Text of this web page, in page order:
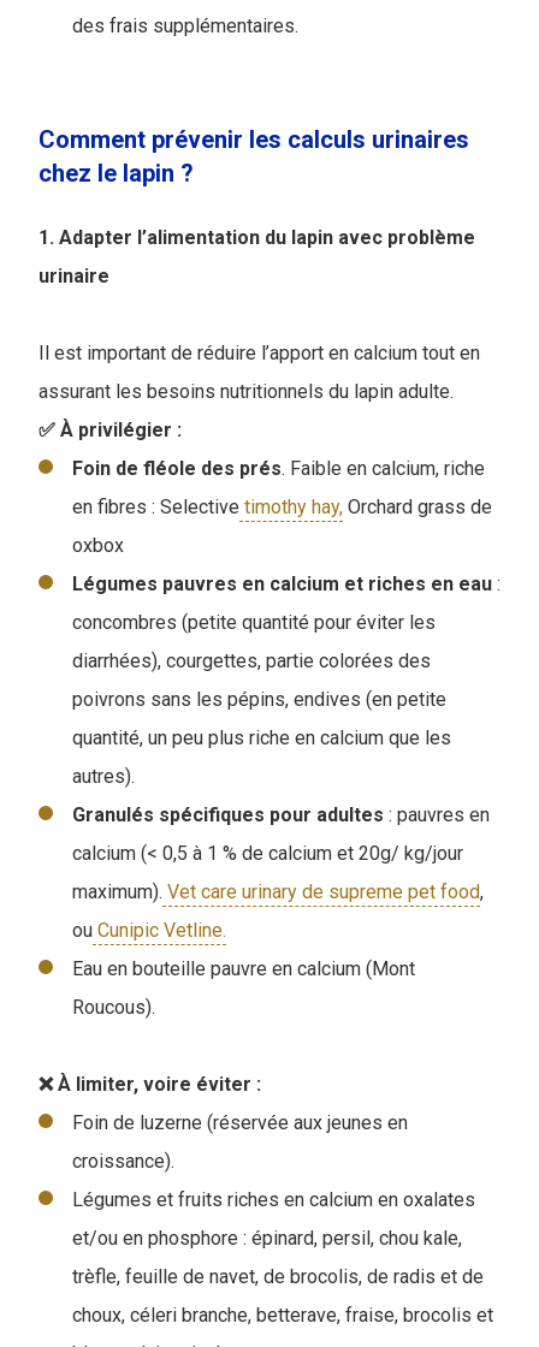
des frais supplémentaires.
Comment prévenir les calculs urinaires
chez le lapin ?
1. Adapter l’​alimentation du lapin avec problème
urinaire
Il est important de réduire l’apport en calcium tout en
assurant les besoins nutritionnels du lapin adulte.
✅ À privilégier :
Foin de fléole des prés. Faible en calcium, riche
en fibres : Selective timothy hay, Orchard grass de
oxbox
Légumes pauvres en calcium et riches en eau :
concombres (petite quantité pour éviter les
diarrhées), courgettes, partie colorées des
poivrons sans les pépins, endives (en petite
quantité, un peu plus riche en calcium que les
autres).
Granulés spécifiques pour adultes : pauvres en
calcium (< 0,5 à 1 % de calcium et 20g/ kg/jour
maximum). Vet care urinary de supreme pet food,
ou Cunipic Vetline.
Eau en bouteille pauvre en calcium (Mont
Roucous).
❌ À limiter, voire éviter :
Foin de luzerne (réservée aux jeunes en
croissance).
Légumes et fruits riches en calcium en oxalates
et/ou en phosphore : épinard, persil, chou kale,
trèfle, feuille de navet, de brocolis, de radis et de
choux, céleri branche, betterave, fraise, brocolis et